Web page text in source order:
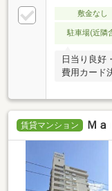
敷金なし
駐車場(近隣
日当り良好
費用カード
賃貸マンション Ｍ